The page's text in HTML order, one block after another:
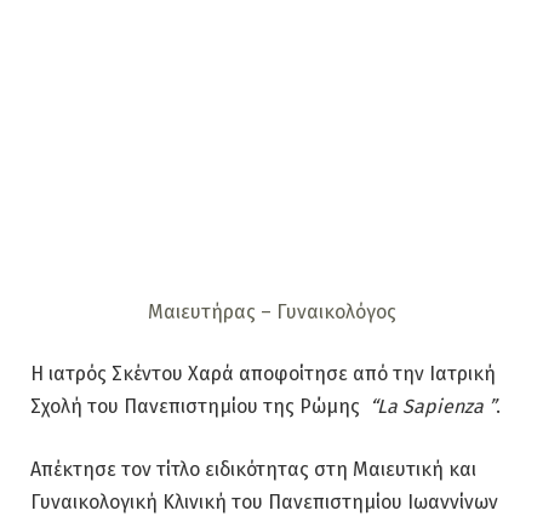
Μαιευτήρας – Γυναικολόγος
Η ιατρός Σκέντου Χαρά αποφοίτησε από την Ιατρική
Σχολή του Πανεπιστημίου της Ρώμης
“La Sapienza ”.
Απέκτησε τον τίτλο ειδικότητας στη Μαιευτική και
Γυναικολογική Κλινική του Πανεπιστημίου Ιωαννίνων